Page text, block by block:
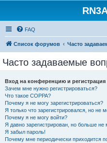
FAQ
Список форумов Часто
Часто задаваемые
Вход на конференцию и регистрация
Зачем мне нужно регистрироваться?
Что такое COPPA?
Почему я не могу зарегистрироваться?
Я только что зарегистрировался, но не
Почему я не могу войти?
Я давно зарегистрирован, но больше не
Я забыл пароль!
Почему мне периодически приходится